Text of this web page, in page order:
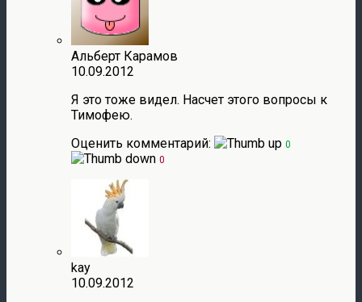
Альберт Карамов
10.09.2012
Я это тоже видел. Насчет этого вопросы к
Тимофею.
Оценить комментарий:
0
0
kay
10.09.2012